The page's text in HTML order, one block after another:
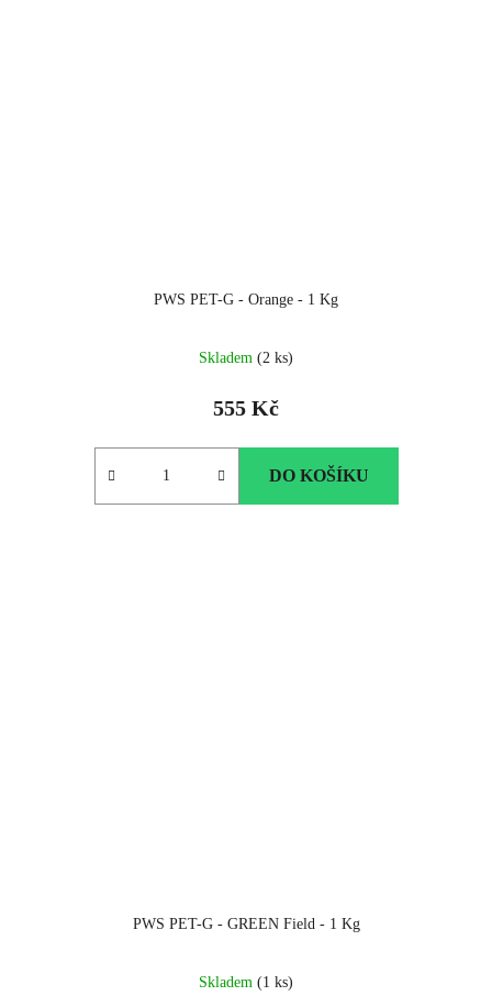
PWS PET-G - Orange - 1 Kg
Skladem (2 ks)
555 Kč
DO KOŠÍKU
PWS PET-G - GREEN Field - 1 Kg
Skladem (1 ks)